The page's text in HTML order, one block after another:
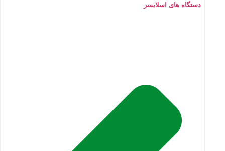
دستگاه های اسلایسر